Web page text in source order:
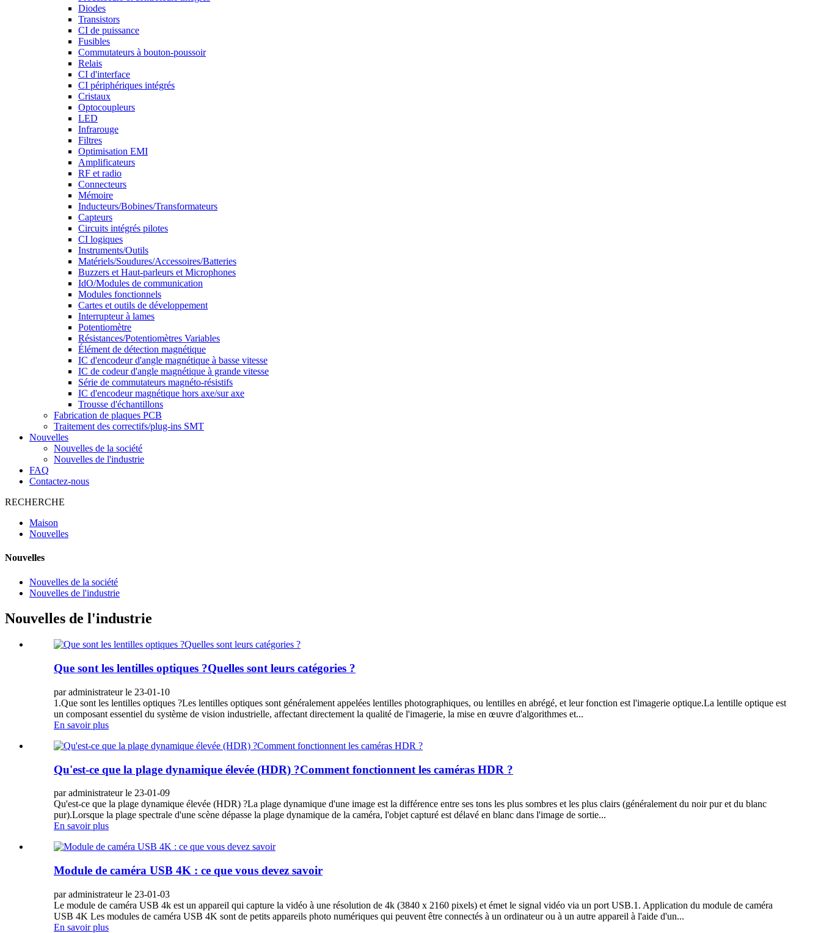
Diodes
Transistors
CI de puissance
Fusibles
Commutateurs à bouton-poussoir
Relais
CI d'interface
CI périphériques intégrés
Cristaux
Optocoupleurs
LED
Infrarouge
Filtres
Optimisation EMI
Amplificateurs
RF et radio
Connecteurs
Mémoire
Inducteurs/Bobines/Transformateurs
Capteurs
Circuits intégrés pilotes
CI logiques
Instruments/Outils
Matériels/Soudures/Accessoires/Batteries
Buzzers et Haut-parleurs et Microphones
IdO/Modules de communication
Modules fonctionnels
Cartes et outils de développement
Interrupteur à lames
Potentiomètre
Résistances/Potentiomètres Variables
Élément de détection magnétique
IC d'encodeur d'angle magnétique à basse vitesse
IC de codeur d'angle magnétique à grande vitesse
Série de commutateurs magnéto-résistifs
IC d'encodeur magnétique hors axe/sur axe
Trousse d'échantillons
Fabrication de plaques PCB
Traitement des correctifs/plug-ins SMT
Nouvelles
Nouvelles de la société
Nouvelles de l'industrie
FAQ
Contactez-nous
RECHERCHE
Maison
Nouvelles
Nouvelles
Nouvelles de la société
Nouvelles de l'industrie
Nouvelles de l'industrie
Que sont les lentilles optiques ?Quelles sont leurs catégories ?
par administrateur le 23-01-10
1.Que sont les lentilles optiques ?Les lentilles optiques sont généralement appelées lentilles photographiques, ou lentilles en abrégé, et leur fonction est l'imagerie optique.La lentille optique est
un composant essentiel du système de vision industrielle, affectant directement la qualité de l'imagerie, la mise en œuvre d'algorithmes et...
En savoir plus
Qu'est-ce que la plage dynamique élevée (HDR) ?Comment fonctionnent les caméras HDR ?
par administrateur le 23-01-09
Qu'est-ce que la plage dynamique élevée (HDR) ?La plage dynamique d'une image est la différence entre ses tons les plus sombres et les plus clairs (généralement du noir pur et du blanc
pur).Lorsque la plage spectrale d'une scène dépasse la plage dynamique de la caméra, l'objet capturé est délavé en blanc dans l'image de sortie...
En savoir plus
Module de caméra USB 4K : ce que vous devez savoir
par administrateur le 23-01-03
Le module de caméra USB 4k est un appareil qui capture la vidéo à une résolution de 4k (3840 x 2160 pixels) et émet le signal vidéo via un port USB.1. Application du module de caméra
USB 4K Les modules de caméra USB 4K sont de petits appareils photo numériques qui peuvent être connectés à un ordinateur ou à un autre appareil à l'aide d'un...
En savoir plus